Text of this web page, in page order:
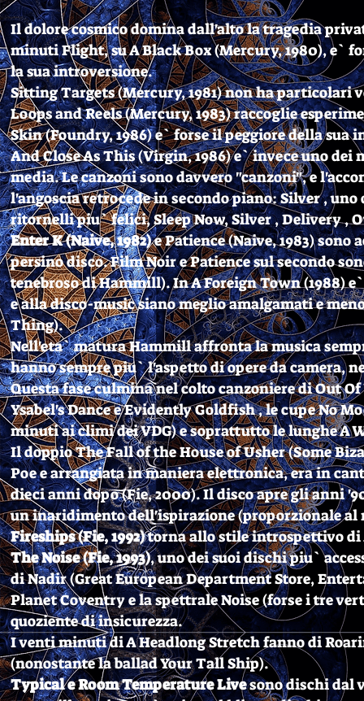
Il dolore cosmico domina dall'alto la tragedia
minuti Flight, su A Black Box (Mercury, 1980), e`
la sua introversione.
Sitting Targets (Mercury, 1981) non ha particolari
Loops and Reels (Mercury, 1983) raccoglie
Skin (Foundry, 1986) e` forse il peggiore della sua
And Close As This (Virgin, 1986) e` invece uno
media. Le canzoni sono davvero "canzoni", e
l'angoscia retrocede in secondo piano: Silver ,
ritornelli piu` felici, Sleep Now, Silver , Delivery ,
Enter K (Naive, 1982)e Patience (Naive, 1983)
persino disco. Film Noir e Patience sul secondo
tenebroso di Hammill). In A Foreign Town (1988)
e alla disco-music siano meglio amalgamati e
Thing).
Nell'eta` matura Hammill affronta la musica
hanno sempre piu` l'aspetto di opere da camera,
Questa fase culmina nel colto canzoniere di Out
Ysabel's Dance e Evidently Goldfish , le cupe No
minuti ai climi dei VDG) e soprattutto le lunghe A
Il doppio The Fall of the House of Usher (Some
Poe e arrangiata in maniera elettronica, era in
dieci anni dopo (Fie, 2000). Il disco apre gli anni
un inaridimento dell'ispirazione (proporzionale
Fireships (Fie, 1992)torna allo stile introspettivo di
The Noise (Fie, 1993), uno dei suoi dischi piu`
di Nadir (Great European Department Store,
Planet Coventry e la spettrale Noise (forse i tre
quoziente di insicurezza.
I venti minuti di A Headlong Stretch fanno di
(nonostante la ballad Your Tall Ship).
Typical e Room Temperature Livesono dischi dal